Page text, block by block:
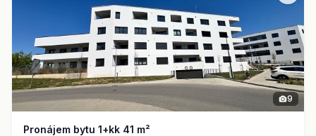
9
Pronájem bytu 1+kk 41 m²